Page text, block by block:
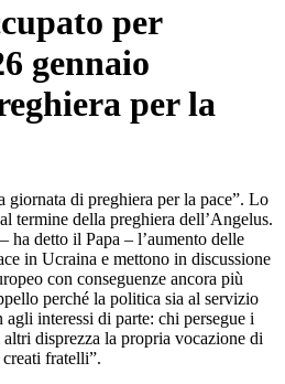
per
gennaio
per la
giornata di preghiera per la pace”. Lo
termine della preghiera dell’Angelus.
ha detto il Papa – l’aumento delle
in Ucraina e mettono in discussione
con conseguenze ancora più
perché la politica sia al servizio
interessi di parte: chi persegue i
disprezza la propria vocazione di
fratelli”.